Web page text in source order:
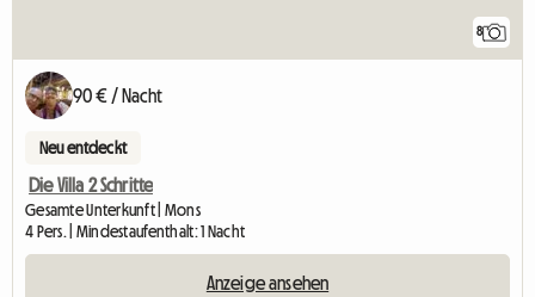
8
90 € / Nacht
Neu entdeckt
Die Villa 2 Schritte
Gesamte Unterkunft | Mons
4 Pers. | Mindestaufenthalt: 1 Nacht
Anzeige ansehen